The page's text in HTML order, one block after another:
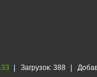
| Загрузок: 388 |